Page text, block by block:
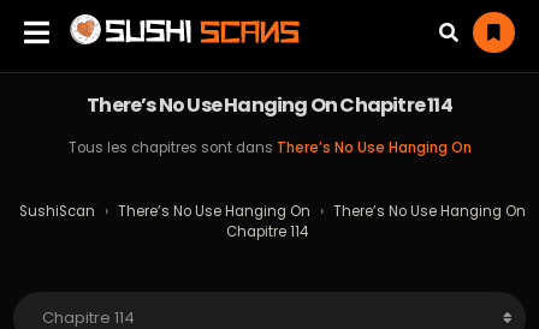
There’s No Use Hanging On Chapitre 114
Tous les chapitres sont dans There’s No Use Hanging On
SushiScan › There’s No Use Hanging On › There’s No Use Hanging On
Chapitre 114